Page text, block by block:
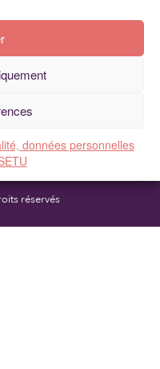
données personnelles
réservés